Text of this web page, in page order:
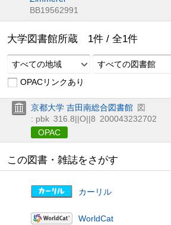
BB19562991
大学図書館所蔵 1件 / 全1件
すべての地域
すべての図書館
OPACリンクあり
京都大学 吉田南総合図書館 図
: pbk 316.8||O||8 200043232702
OPAC
この図書・雑誌をさがす
カーリル
WorldCat